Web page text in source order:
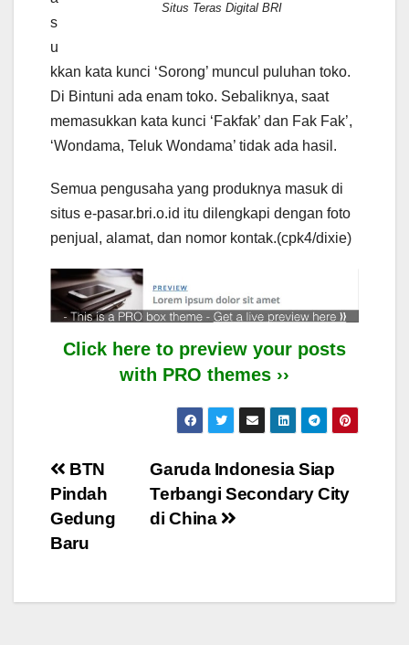
Situs Teras Digital BRI
s
u
kkan kata kunci ‘Sorong’ muncul puluhan toko.
Di Bintuni ada enam toko. Sebaliknya, saat
memasukkan kata kunci ‘Fakfak’ dan Fak Fak’,
‘Wondama, Teluk Wondama’ tidak ada hasil.
Semua pengusaha yang produknya masuk di
situs e-pasar.bri.o.id itu dilengkapi dengan foto
penjual, alamat, dan nomor kontak.(cpk4/dixie)
Click here to preview your posts
with PRO themes ››
Post
navigation
Garuda Indonesia Siap
Terbangi Secondary City
di China
BTN
Pindah
Gedung
Baru